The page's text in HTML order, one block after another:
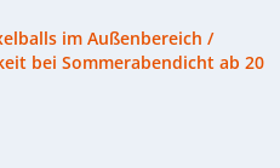
im Außenbereich /
bei Sommerabendicht ab 20